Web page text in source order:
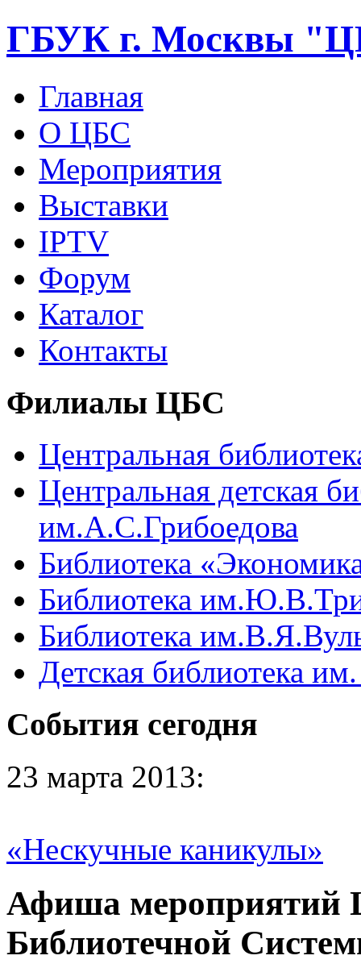
ГБУК г. Москвы
Главная
О ЦБС
Мероприятия
Выставки
IPTV
Форум
Каталог
Контакты
Филиалы ЦБС
Центральная
Центральная
им.А.С.Грибоедова
Библиотека
Библиотека
Библиотека
Детская библиотека
События сегодня
23 марта 2013:
«Нескучные каникулы»
Афиша мероприятий
Библиотечной